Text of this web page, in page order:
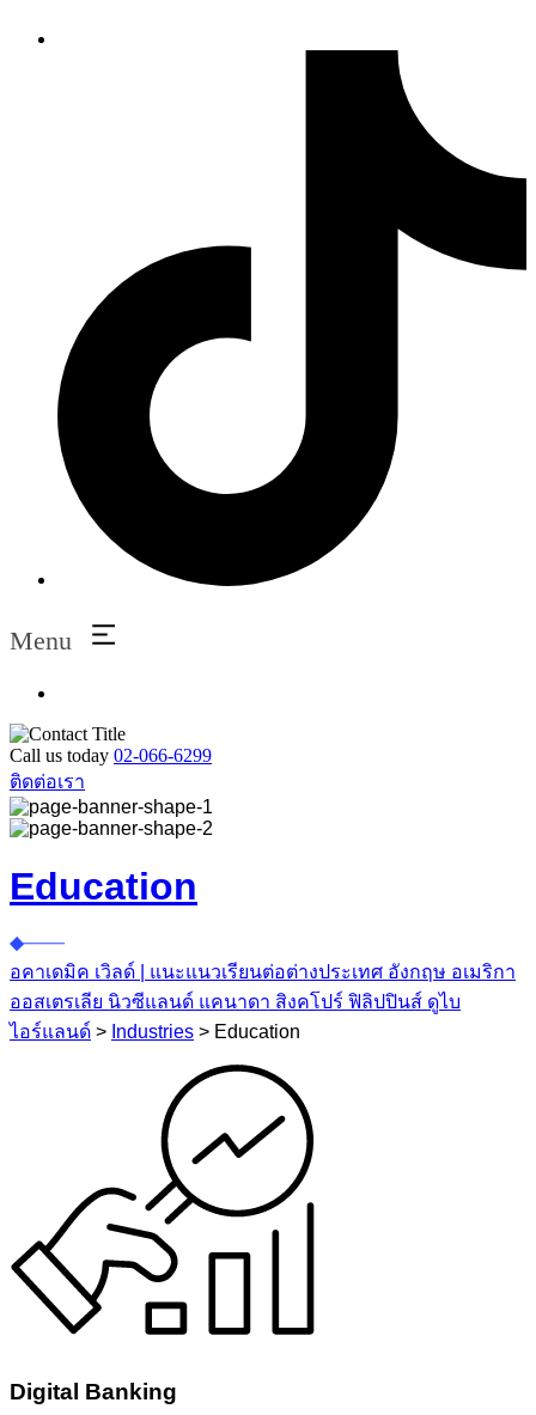
Menu
Call us today 02-066-6299
ติดต่อเรา
Education
อคาเดมิค เวิลด์ | แนะแนวเรียนต่อต่างประเทศ อังกฤษ อเมริกา
ออสเตรเลีย นิวซีแลนด์ แคนาดา สิงคโปร์ ฟิลิปปินส์ ดูไบ
ไอร์แลนด์ > Industries > Education
Digital Banking